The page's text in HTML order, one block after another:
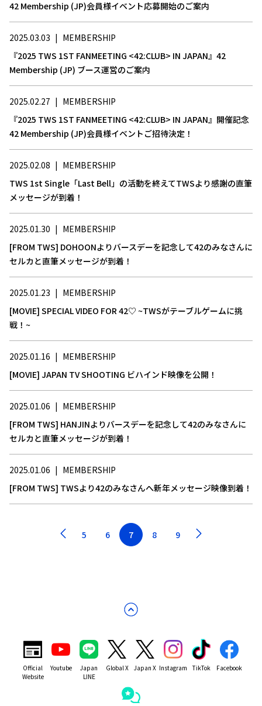
42 Membership (JP)会員様イベント応募開始のご案内
2025.03.03 | MEMBERSHIP
『2025 TWS 1ST FANMEETING <42:CLUB> IN JAPAN』42
Membership (JP) ブース運営のご案内
2025.02.27 | MEMBERSHIP
『2025 TWS 1ST FANMEETING <42:CLUB> IN JAPAN』開催記念
42 Membership (JP)会員様イベントご招待決定！
2025.02.08 | MEMBERSHIP
TWS 1st Single「Last Bell」の活動を終えてTWSより感謝の直筆
メッセージが到着！
2025.01.30 | MEMBERSHIP
[FROM TWS] DOHOONよりバースデーを記念して42のみなさんに
セルカと直筆メッセージが到着！
2025.01.23 | MEMBERSHIP
[MOVIE] SPECIAL VIDEO FOR 42♡ ~TWSがテーブルゲームに挑
戦！~
2025.01.16 | MEMBERSHIP
[MOVIE] JAPAN TV SHOOTING ビハインド映像を公開！
2025.01.06 | MEMBERSHIP
[FROM TWS] HANJINよりバースデーを記念して42のみなさんに
セルカと直筆メッセージが到着！
2025.01.06 | MEMBERSHIP
[FROM TWS] TWSより42のみなさんへ新年メッセージ映像到着！
5 6 7 8 9
Official
Website
Youtube
Japan
LINE
Global X Japan X Instagram TikTok Facebook